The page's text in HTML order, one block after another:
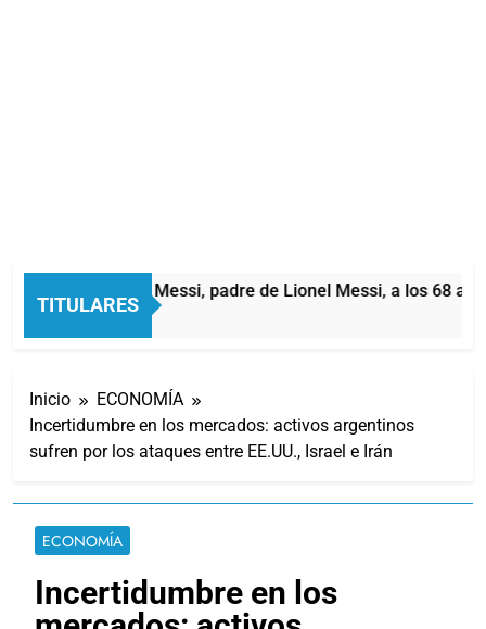
TITULARES
Murió Jorge Messi, padre de Lionel Messi, a los 68 años
3 Horas Atrás
Inicio
ECONOMÍA
Incertidumbre en los mercados: activos argentinos
sufren por los ataques entre EE.UU., Israel e Irán
ECONOMÍA
Incertidumbre en los